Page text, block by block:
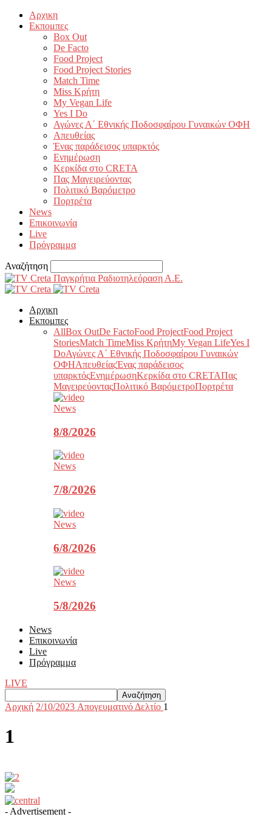
Αρχικη
Εκπομπες
Box Out
De Facto
Food Project
Food Project Stories
Match Time
Miss Κρήτη
My Vegan Life
Yes I Do
Αγώνες Α΄ Εθνικής Ποδοσφαίρου Γυναικών ΟΦΗ
Απευθείας
Ένας παράδεισος υπαρκτός
Ενημέρωση
Κερκίδα στο CRETA
Πας Μαγειρεύοντας
Πολιτικό Βαρόμετρο
Πορτρέτα
News
Επικοινωνία
Live
Πρόγραμμα
Αναζήτηση
Παγκρήτια Ραδιοτηλεόραση Α.Ε.
Αρχικη
Εκπομπες
AllBox OutDe FactoFood ProjectFood Project
StoriesMatch TimeMiss ΚρήτηMy Vegan LifeYes I
DoΑγώνες Α΄ Εθνικής Ποδοσφαίρου Γυναικών
ΟΦΗΑπευθείαςΈνας παράδεισος
υπαρκτόςΕνημέρωσηΚερκίδα στο CRETAΠας
ΜαγειρεύονταςΠολιτικό ΒαρόμετροΠορτρέτα
News
8/8/2026
News
7/8/2026
News
6/8/2026
News
5/8/2026
News
Επικοινωνία
Live
Πρόγραμμα
LIVE
Αρχική 2/10/2023 Aπογευματινό Δελτίο 1
1
- Advertisement -